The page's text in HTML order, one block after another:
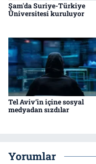
Şam'da Suriye-Türkiye
Üniversitesi kuruluyor
Tel Aviv’in içine sosyal
medyadan sızdılar
Yorumlar